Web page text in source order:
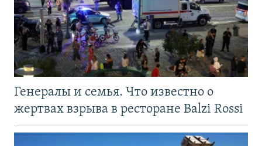
Генералы и семья. Что известно о
жертвах взрыва в ресторане Balzi Rossi